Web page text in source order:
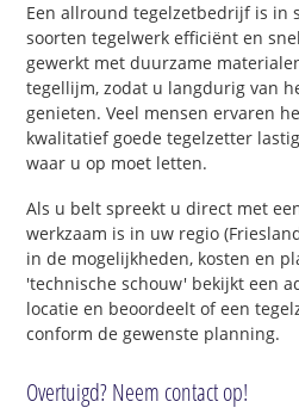
Een allround tegelzetbedrijf is in
soorten tegelwerk efficiënt en
gewerkt met duurzame
tegellijm, zodat u langdurig van
genieten. Veel mensen ervaren
kwalitatief goede tegelzetter
waar u op moet letten.
Als u belt spreekt u direct met
werkzaam is in uw regio
in de mogelijkheden, kosten en
'technische schouw' bekijkt een
locatie en beoordeelt of een
conform de gewenste planning.
Overtuigd? Neem contact op!